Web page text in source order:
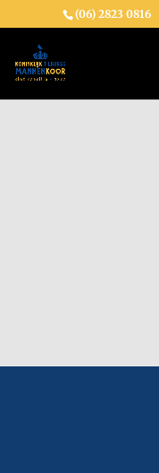
(06) 2823 0816